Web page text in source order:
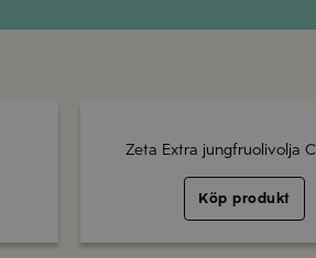
Zeta Extra jungfruolivolja
Köp produkt